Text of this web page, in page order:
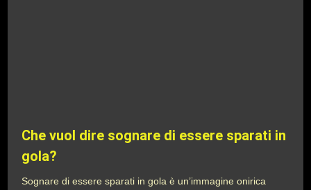
Che vuol dire sognare di essere sparati in
gola?
Sognare di essere sparati in gola è un’immagine onirica